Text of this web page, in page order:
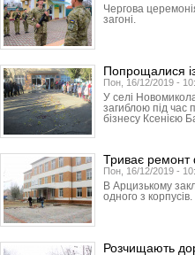
Чергова
загоні.
Попрощалися
Пон, 16/12/2019 -
У селі
загиблою під час
бізнесу Ксенією
Триває ремонт
Пон, 16/12/2019 -
В Арцизькому
одного з корпусів.
Розчищають